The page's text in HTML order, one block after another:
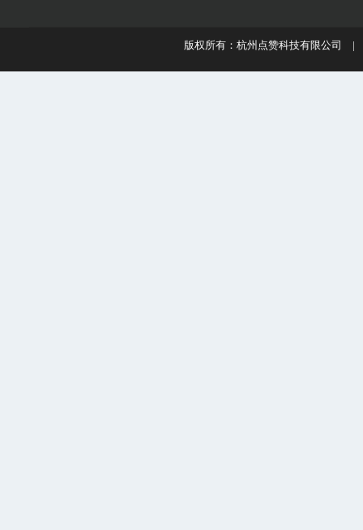
版权所有：杭州点赞科技有限公司